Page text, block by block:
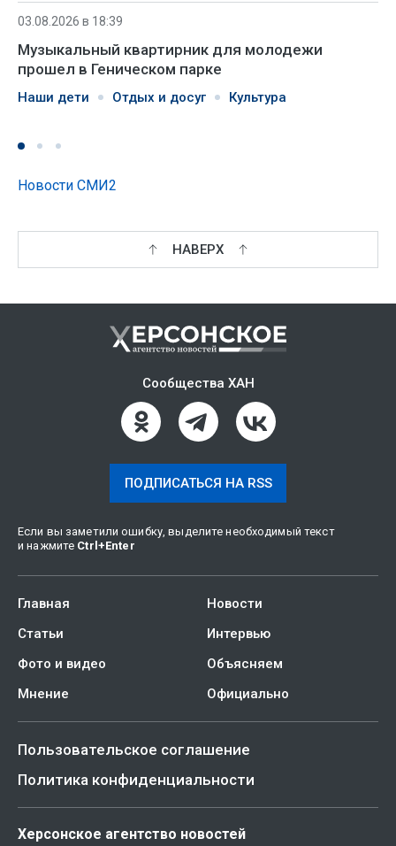
03.08.2026 в 18:39
Музыкальный квартирник для молодежи
прошел в Геническом парке
Наши дети Отдых и досуг Культура
Новости СМИ2
НАВЕРХ
Сообщества ХАН
ПОДПИСАТЬСЯ НА RSS
Если вы заметили ошибку, выделите необходимый текст
и нажмите Ctrl +Enter
Главная
Новости
Статьи
Интервью
Фото и видео
Объясняем
Мнение
Официально
Пользовательское соглашение
Политика конфиденциальности
Херсонское агентство новостей